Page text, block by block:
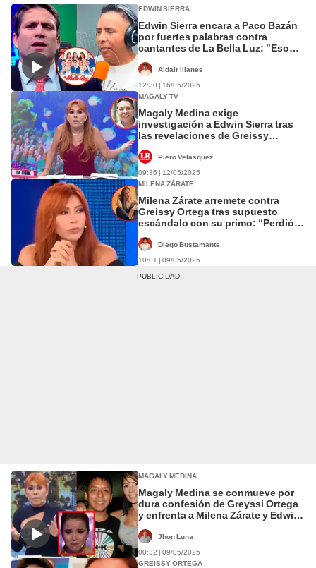
EDWIN SIERRA
Edwin Sierra encara a Paco Bazán
por fuertes palabras contra
cantantes de La Bella Luz: "Eso
Aldair Illanes
12:30 | 16/05/2025
MAGALY TV
Magaly Medina exige
investigación a Edwin Sierra tras
las revelaciones de Greissy
seducción"
Piero Velasquez
09:36 | 12/05/2025
MILENA ZÁRATE
Milena Zárate arremete contra
Greissy Ortega tras supuesto
escándalo con su primo: “Perdió la
Diego Bustamante
10:01 | 09/05/2025
MAGALY MEDINA
Magaly Medina se conmueve por
dura confesión de Greyssi Ortega
y enfrenta a Milena Zárate y Edwin
Jhon Luna
00:32 | 09/05/2025
GREISSY ORTEGA